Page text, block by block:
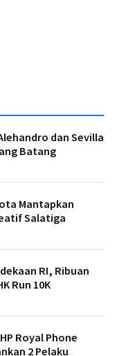
dan Sevilla
Batang
Mantapkan
Salatiga
RI, Ribuan
Run 10K
Royal Phone
2 Pelaku